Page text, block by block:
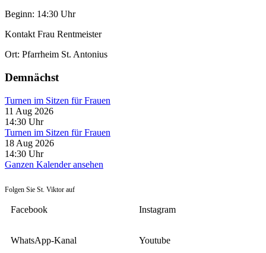
Beginn: 14:30 Uhr
Kontakt Frau Rentmeister
Ort: Pfarrheim St. Antonius
Demnächst
Turnen im Sitzen für Frauen
11 Aug 2026
14:30 Uhr
Turnen im Sitzen für Frauen
18 Aug 2026
14:30 Uhr
Ganzen Kalender ansehen
Folgen Sie St. Viktor auf
Facebook Instagram
WhatsApp-Kanal Youtube